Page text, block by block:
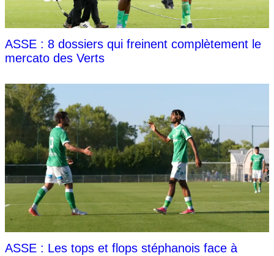
ASSE : 8 dossiers qui freinent complètement le
mercato des Verts
ASSE : Les tops et flops stéphanois face à